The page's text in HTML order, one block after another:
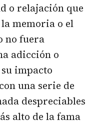
o relajación que
memoria o el
no fuera
adicción o
impacto
una serie de
despreciables
alto de la fama